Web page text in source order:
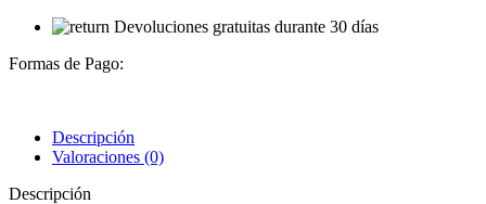
Devoluciones gratuitas durante 30 días
Formas de Pago:
Descripción
Valoraciones (0)
Descripción